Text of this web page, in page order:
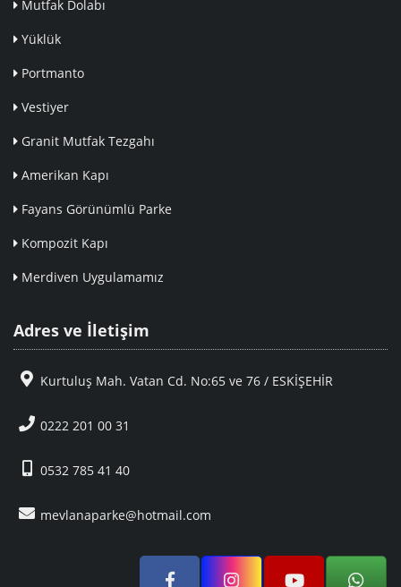
Mutfak Dolabı
Yüklük
Portmanto
Vestiyer
Granit Mutfak Tezgahı
Amerikan Kapı
Fayans Görünümlü Parke
Kompozit Kapı
Merdiven Uygulamamız
Adres ve İletişim
Kurtuluş Mah. Vatan Cd. No:65 ve 76 / ESKİŞEHİR
0222 201 00 31
0532 785 41 40
mevlanaparke@hotmail.com